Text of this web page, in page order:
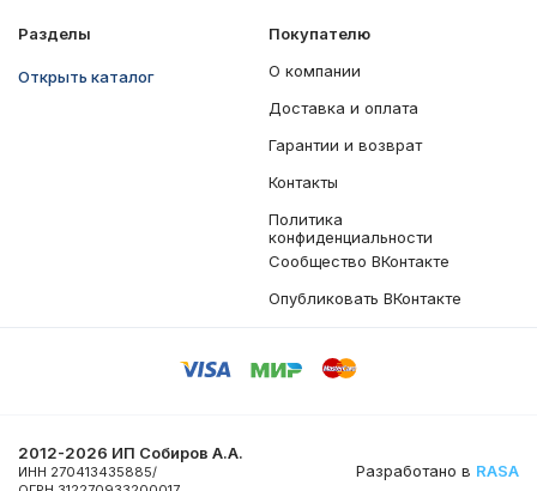
Разделы
Открыть каталог
Покупателю
О компании
Доставка и оплата
Гарантии и возврат
Контакты
Политика
конфиденциальности
Сообщество ВКонтакте
Опубликовать ВКонтакте
2012-2026 ИП Собиров А.А.
ИНН 270413435885/
Разработано в RASA